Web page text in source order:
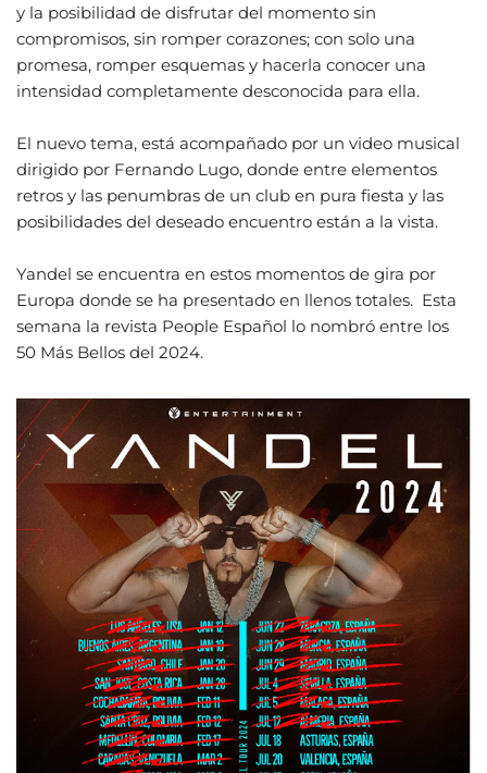
y la posibilidad de disfrutar del momento sin
compromisos, sin romper corazones; con solo una
promesa, romper esquemas y hacerla conocer una
intensidad completamente desconocida para ella.
El nuevo tema, está acompañado por un video musical
dirigido por Fernando Lugo, donde entre elementos
retros y las penumbras de un club en pura fiesta y las
posibilidades del deseado encuentro están a la vista.
Yandel se encuentra en estos momentos de gira por
Europa donde se ha presentado en llenos totales. Esta
semana la revista People Español lo nombró entre los
50 Más Bellos del 2024.